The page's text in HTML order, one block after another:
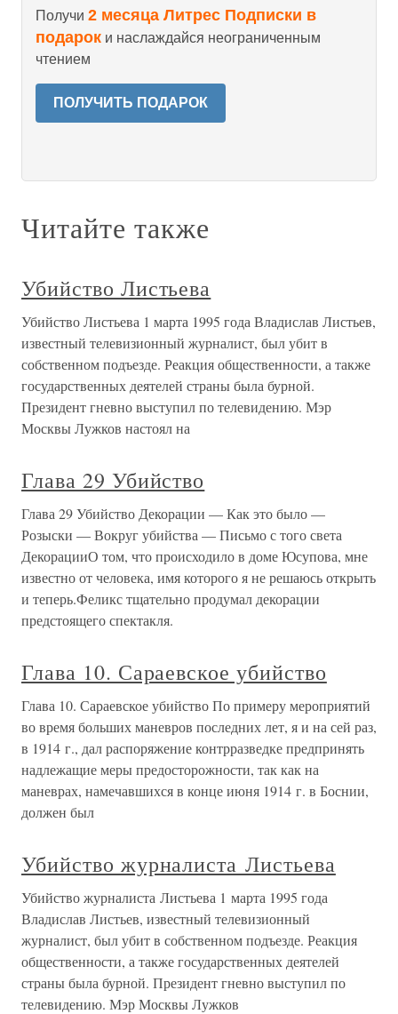
Получи 2 месяца Литрес Подписки в
подарок и наслаждайся неограниченным
чтением
ПОЛУЧИТЬ ПОДАРОК
Читайте также
Убийство Листьева
Убийство Листьева 1 марта 1995 года Владислав Листьев,
известный телевизионный журналист, был убит в
собственном подъезде. Реакция общественности, а также
государственных деятелей страны была бурной.
Президент гневно выступил по телевидению. Мэр
Москвы Лужков настоял на
Глава 29 Убийство
Глава 29 Убийство Декорации — Как это было —
Розыски — Вокруг убийства — Письмо с того света
ДекорацииО том, что происходило в доме Юсупова, мне
известно от человека, имя которого я не решаюсь открыть
и теперь.Феликс тщательно продумал декорации
предстоящего спектакля.
Глава 10. Сараевское убийство
Глава 10. Сараевское убийство По примеру мероприятий
во время больших маневров последних лет, я и на сей раз,
в 1914 г., дал распоряжение контрразведке предпринять
надлежащие меры предосторожности, так как на
маневрах, намечавшихся в конце июня 1914 г. в Боснии,
должен был
Убийство журналиста Листьева
Убийство журналиста Листьева 1 марта 1995 года
Владислав Листьев, известный телевизионный
журналист, был убит в собственном подъезде. Реакция
общественности, а также государственных деятелей
страны была бурной. Президент гневно выступил по
телевидению. Мэр Москвы Лужков